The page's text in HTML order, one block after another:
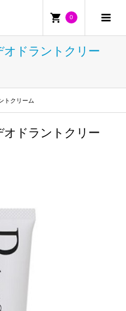
0
ドラントクリー
トクリーム
ドラントクリー